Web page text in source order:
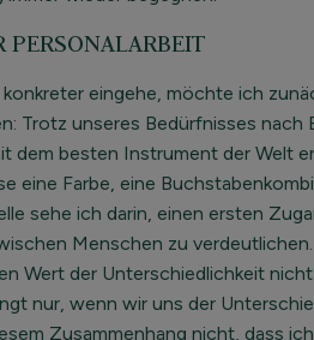
PERSONALARBEIT
eingehe, möchte ich
Trotz unseres Bedürfnisses nach
besten Instrument der Welt
eine Farbe, eine
sehe ich darin, einen ersten
Menschen zu
Wert der Unterschiedlichkeit
nur, wenn wir uns der
Zusammenhang nicht, dass